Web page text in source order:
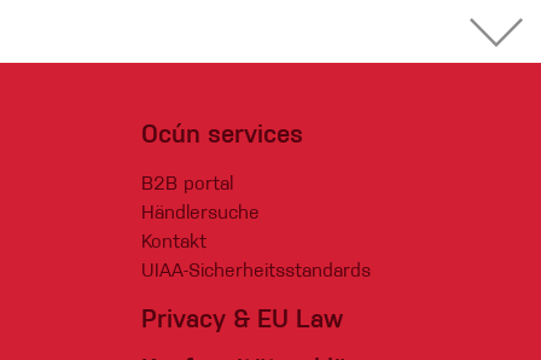
Ocún services
B2B portal
Händlersuche
Kontakt
UIAA-Sicherheitsstandards
Privacy & EU Law